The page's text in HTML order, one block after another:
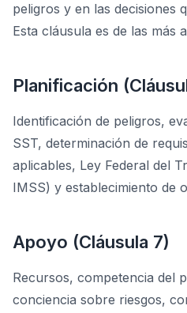
peligros y en las decisiones
Esta cláusula es de las más
Planificación
Identificación de peligros,
SST, determinación de
aplicables, Ley Federal del
IMSS) y establecimiento de
Apoyo (Cláusula 7)
Recursos, competencia del
conciencia sobre riesgos,